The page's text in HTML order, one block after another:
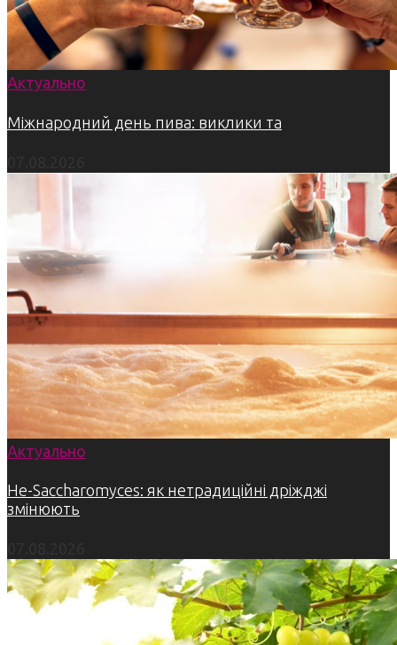
Актуально
Міжнародний день пива: виклики та
Актуально
Не-Saccharomyces: як нетрадиційні дріжджі
змінюють